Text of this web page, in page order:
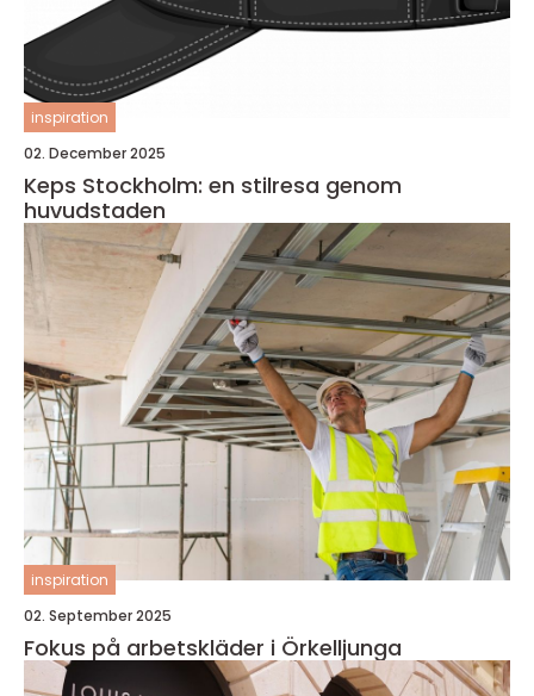
inspiration
02. December 2025
Keps Stockholm: en stilresa genom
huvudstaden
inspiration
02. September 2025
Fokus på arbetskläder i Örkelljunga